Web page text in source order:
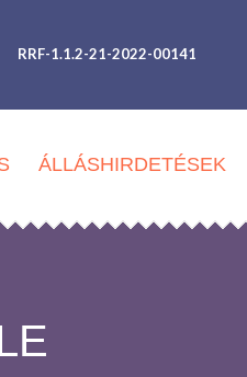
RRF-1.1.2-21-2022-00141
ÁLLÁSHIRDETÉSEK